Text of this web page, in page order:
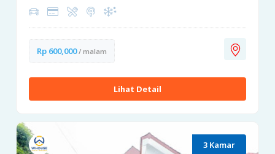
Rp 600,000/ malam
Lihat Detail
3 Kamar